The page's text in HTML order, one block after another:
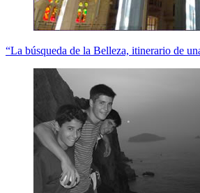
“La búsqueda de la Belleza, itinerario de